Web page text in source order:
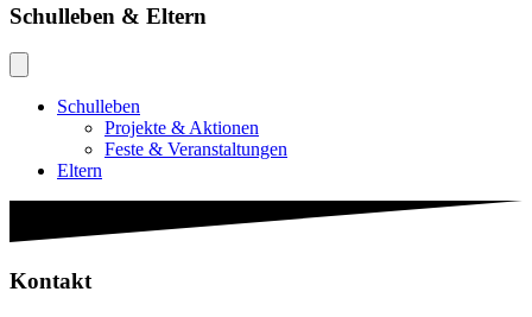
Schulleben & Eltern
Schulleben
Projekte & Aktionen
Feste & Veranstaltungen
Eltern
Kontakt